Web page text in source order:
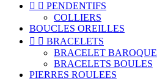
  PENDENTIFS
COLLIERS
BOUCLES OREILLES
  BRACELETS
BRACELET BAROQUE
BRACELETS BOULES
PIERRES ROULEES